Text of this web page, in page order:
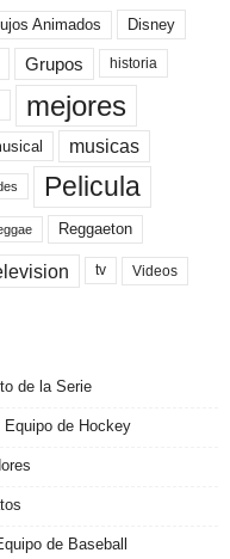
Animados Disney
Grupos historia
mejores
musicas
Pelicula
Reggaeton
tv Videos
de la Serie
de Hockey
de Baseball